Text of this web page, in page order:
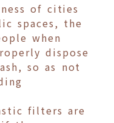
of cities
spaces, the
when
dispose
so as not
filters are